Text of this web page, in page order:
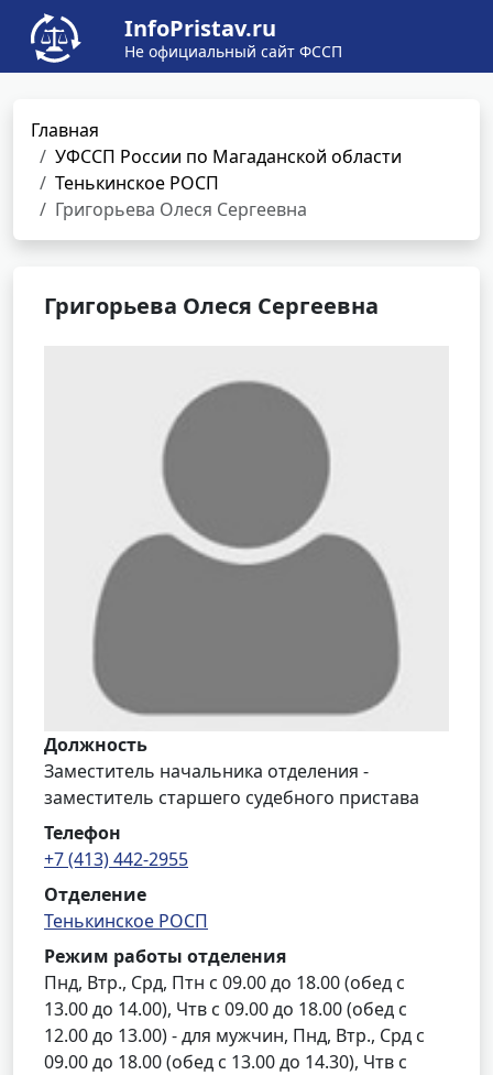
InfoPristav.ru
Не официальный сайт ФССП
Главная
УФССП России по Магаданской области
Тенькинское РОСП
Григорьева Олеся Сергеевна
Григорьева Олеся Сергеевна
Должность
Заместитель начальника отделения -
заместитель старшего судебного пристава
Телефон
+7 (413) 442-2955
Отделение
Тенькинское РОСП
Режим работы отделения
Пнд, Втр., Срд, Птн с 09.00 до 18.00 (обед с
13.00 до 14.00), Чтв с 09.00 до 18.00 (обед с
12.00 до 13.00) - для мужчин, Пнд, Втр., Срд с
09.00 до 18.00 (обед с 13.00 до 14.30), Чтв с